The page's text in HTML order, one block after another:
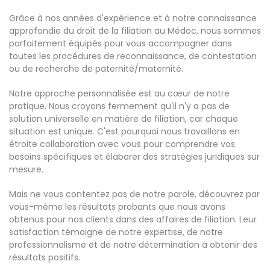
Grâce à nos années d'expérience et à notre connaissance
approfondie du droit de la filiation au Médoc, nous sommes
parfaitement équipés pour vous accompagner dans
toutes les procédures de reconnaissance, de contestation
ou de recherche de paternité/maternité.
Notre approche personnalisée est au cœur de notre
pratique. Nous croyons fermement qu'il n'y a pas de
solution universelle en matière de filiation, car chaque
situation est unique. C'est pourquoi nous travaillons en
étroite collaboration avec vous pour comprendre vos
besoins spécifiques et élaborer des stratégies juridiques sur
mesure.
Mais ne vous contentez pas de notre parole, découvrez par
vous-même les résultats probants que nous avons
obtenus pour nos clients dans des affaires de filiation. Leur
satisfaction témoigne de notre expertise, de notre
professionnalisme et de notre détermination à obtenir des
résultats positifs.